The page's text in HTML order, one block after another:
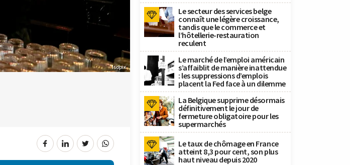
Isopix
Le secteur des services belge
connaît une légère croissance,
tandis que le commerce et
l’hôtellerie-restauration
reculent
Le marché de l’emploi américain
s’affaiblit de manière inattendue
: les suppressions d’emplois
placent la Fed face à un dilemme
La Belgique supprime désormais
définitivement le jour de
fermeture obligatoire pour les
supermarchés
Le taux de chômage en France
atteint 8,3 pour cent, son plus
haut niveau depuis 2020